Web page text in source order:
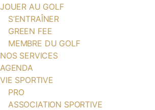
JOUER AU GOLF
S’ENTRAÎNER
GREEN FEE
MEMBRE DU GOLF
NOS SERVICES
AGENDA
VIE SPORTIVE
PRO
ASSOCIATION SPORTIVE